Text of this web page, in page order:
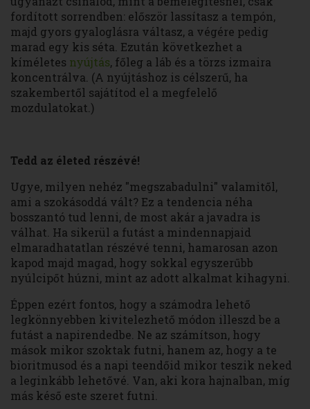
fordított sorrendben: először lassítasz a tempón,
majd gyors gyaloglásra váltasz, a végére pedig
marad egy kis séta. Ezután következhet a
kíméletes nyújtás, főleg a láb és a törzs izmaira
koncentrálva. (A nyújtáshoz is célszerű, ha
szakembertől sajátítod el a megfelelő
mozdulatokat.)
Tedd az életed részévé!
Ugye, milyen nehéz "megszabadulni" valamitől,
ami a szokásoddá vált? Ez a tendencia néha
bosszantó tud lenni, de most akár a javadra is
válhat. Ha sikerül a futást a mindennapjaid
elmaradhatatlan részévé tenni, hamarosan azon
kapod majd magad, hogy sokkal egyszerűbb
nyúlcipőt húzni, mint az adott alkalmat kihagyni.
Éppen ezért fontos, hogy a számodra lehető
legkönnyebben kivitelezhető módon illeszd be a
futást a napirendedbe. Ne az számítson, hogy
mások mikor szoktak futni, hanem az, hogy a te
bioritmusod és a napi teendőid mikor teszik neked
a leginkább lehetővé. Van, aki kora hajnalban, míg
más késő este szeret futni.